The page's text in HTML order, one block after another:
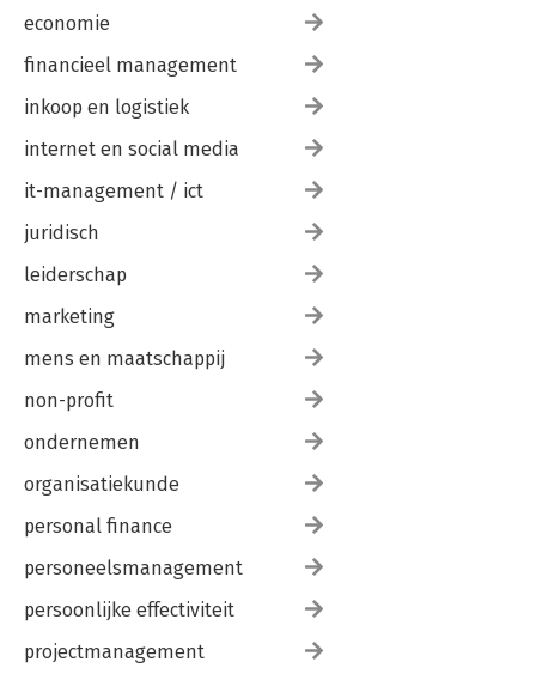
economie
financieel management
inkoop en logistiek
internet en social media
it-management / ict
juridisch
leiderschap
marketing
mens en maatschappij
non-profit
ondernemen
organisatiekunde
personal finance
personeelsmanagement
persoonlijke effectiviteit
projectmanagement